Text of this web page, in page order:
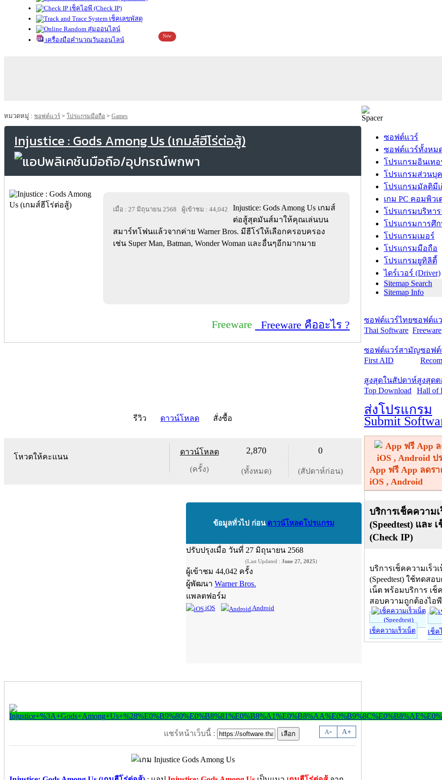
เช็คไอพี (Check IP)
เช็คเลขพัสดุ
สุ่มออนไลน์
เครื่องมือคำนวณวันออนไลน์
New
หมวดหมู่ : ซอฟต์แวร์ > โปรแกรมมือถือ > Games
Injustice : Gods Among Us (เกมส์ฮีโร่ต่อสู้)
เมื่อ : 27 มิถุนายน 2568 ผู้เข้าชม : 44,042
Injustice: Gods Among Us เกมส์
ต่อสู้สุดมันส์มาให้คุณเล่นบน
สมาร์ทโฟนแล้วจากค่าย Warner Bros. มีฮีโร่ให้เลือกครอบครอง
เช่น Super Man, Batman, Wonder Woman และอื่นๆอีกมากมาย
Freeware Freeware คืออะไร ?
รีวิว ดาวน์โหลด สั่งซื้อ
โหวตให้คะแนน
ดาวน์โหลด
(ครั้ง)
2,870
(ทั้งหมด)
0
(สัปดาห์ก่อน)
ข้อมูลทั่วไป ก่อน ดาวน์โหลดโปรแกรม
ปรับปรุงเมื่อ วันที่ 27 มิถุนายน 2568
(Last Updated : June 27, 2025)
ผู้เข้าชม 44,042 ครั้ง
ผู้พัฒนา Warner Bros.
แพลตฟอร์ม
iOS Android
A- A+
แชร์หน้าเว็บนี้ :
ซอฟต์แวร์
ซอฟต์แวร์ทั้งหม
โปรแกรมอินเทอ
โปรแกรมส่วนบุ
โปรแกรมมัลติมีเ
เกม PC คอมพิวเ
โปรแกรมบริหา
โปรแกรมการศึ
โปรแกรมเมอร์
โปรแกรมมือถือ
โปรแกรมยูทิลิตี้
ไดร์เวอร์ (Driver)
Sitemap Search
Sitemap Info
ซอฟต์แวร์ไทย
Thai Software
ซอฟต์แ
Freeware
ซอฟต์แวร์สามัญ
First AID
ซอฟต์
สูงสุดในสัปดาห์
Top Download
สูงสุด
Hall of
ส่งโปรแกรม
Submit
App ฟรี App ลดร
iOS , Android
บริการเช็คความเ
(Speedtest) และ
(Check IP)
บริการเช็คความเร็ว
(Speedtest) ใช้ทดสอ
เน็ต พร้อมบริการ เช็
สอบความถูกต้องไอ
เช็คความเร็วเน็ต เช็ค